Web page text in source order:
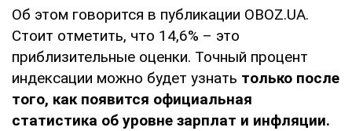
Об этом говорится в публикации OBOZ.UA.
Стоит отметить, что 14,6% – это
приблизительные оценки. Точный процент
индексации можно будет узнать только после
того, как появится официальная
статистика об уровне зарплат и инфляции.